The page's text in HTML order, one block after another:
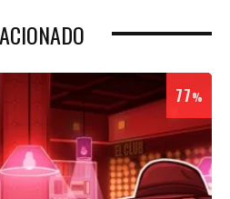
77%